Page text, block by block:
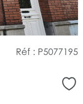
Réf : P5077195